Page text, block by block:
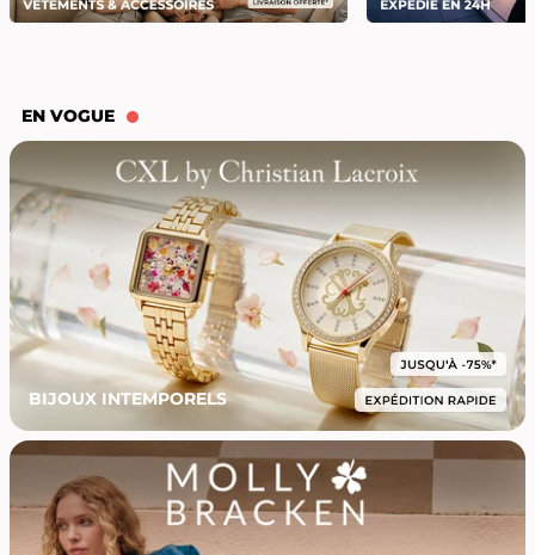
EN VOGUE
BIJOUX INTEMPORELS